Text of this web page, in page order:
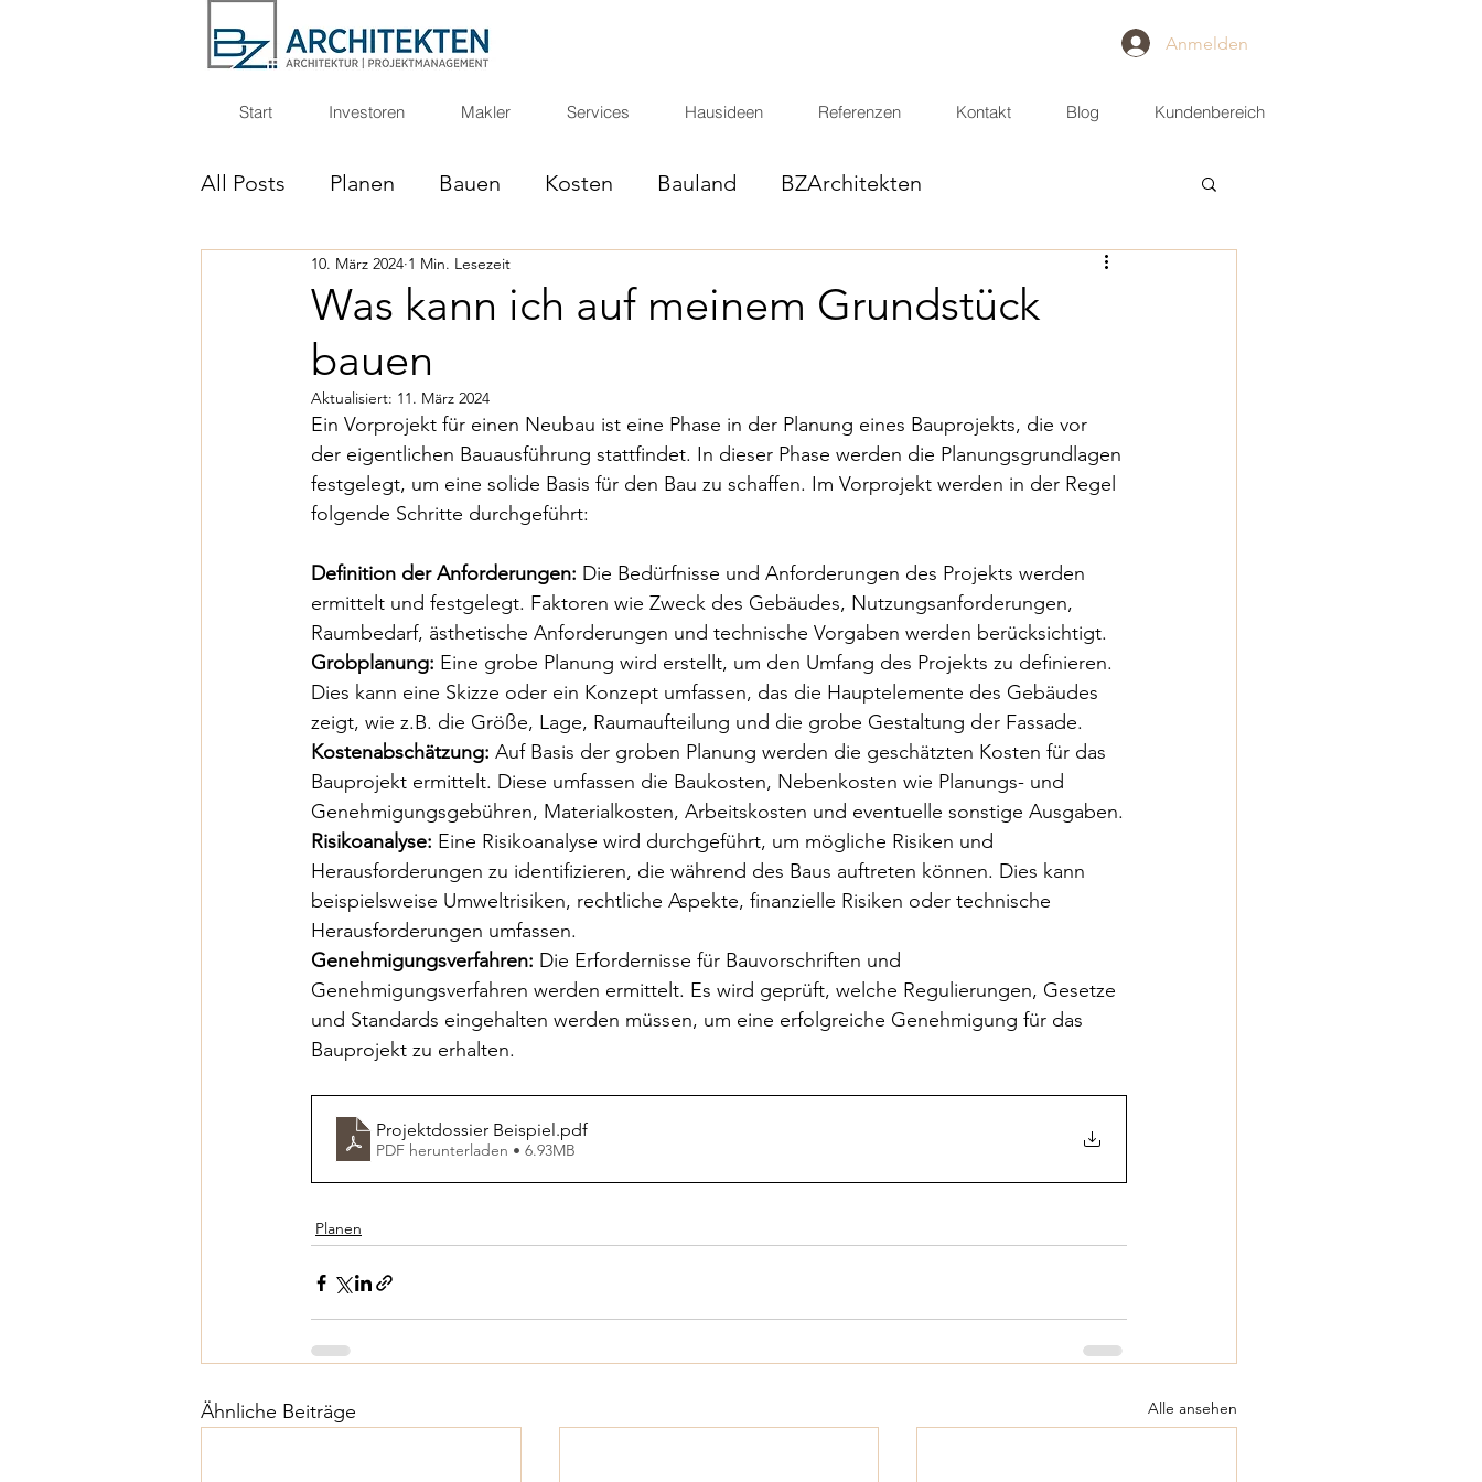
Anmelden
Start Investoren Makler Services Hausideen Referenzen Kontakt Blog Kundenbereich
All Posts Planen Bauen Kosten Bauland BZArchitekten
Unser Ausbaustandart Finanzieren
Was kann ich auf meinem Grundstück
bauen
10. März 2024 1 Min. Lesezeit
Aktualisiert: 11. März 2024
Ein Vorprojekt für einen Neubau ist eine Phase in der Planung eines Bauprojekts, die vor
der eigentlichen Bauausführung stattfindet. In dieser Phase werden die Planungsgrundlagen
festgelegt, um eine solide Basis für den Bau zu schaffen. Im Vorprojekt werden in der Regel
folgende Schritte durchgeführt:
Definition der Anforderungen: Die Bedürfnisse und Anforderungen des Projekts werden
ermittelt und festgelegt. Faktoren wie Zweck des Gebäudes, Nutzungsanforderungen,
Raumbedarf, ästhetische Anforderungen und technische Vorgaben werden berücksichtigt.
Grobplanung: Eine grobe Planung wird erstellt, um den Umfang des Projekts zu definieren.
Dies kann eine Skizze oder ein Konzept umfassen, das die Hauptelemente des Gebäudes
zeigt, wie z.B. die Größe, Lage, Raumaufteilung und die grobe Gestaltung der Fassade.
Kostenabschätzung: Auf Basis der groben Planung werden die geschätzten Kosten für das
Bauprojekt ermittelt. Diese umfassen die Baukosten, Nebenkosten wie Planungs- und
Genehmigungsgebühren, Materialkosten, Arbeitskosten und eventuelle sonstige Ausgaben.
Risikoanalyse: Eine Risikoanalyse wird durchgeführt, um mögliche Risiken und
Herausforderungen zu identifizieren, die während des Baus auftreten können. Dies kann
beispielsweise Umweltrisiken, rechtliche Aspekte, finanzielle Risiken oder technische
Herausforderungen umfassen.
Genehmigungsverfahren: Die Erfordernisse für Bauvorschriften und
Genehmigungsverfahren werden ermittelt. Es wird geprüft, welche Regulierungen, Gesetze
und Standards eingehalten werden müssen, um eine erfolgreiche Genehmigung für das
Bauprojekt zu erhalten.
Projektdossier Beispiel.pdf
PDF herunterladen • 6.93MB
Planen
Ähnliche Beiträge Alle ansehen